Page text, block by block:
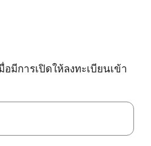
มีการเปิดให้ลงทะเบียนเข้า